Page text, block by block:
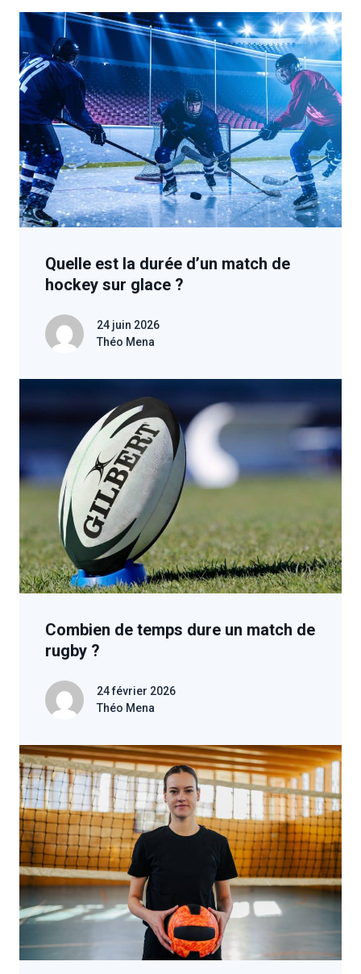
Quelle est la durée d’un match de
hockey sur glace ?
24 juin 2026
Théo Mena
Combien de temps dure un match de
rugby ?
24 février 2026
Théo Mena